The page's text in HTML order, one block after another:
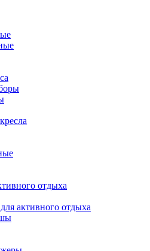
отдыха
активного отдыха